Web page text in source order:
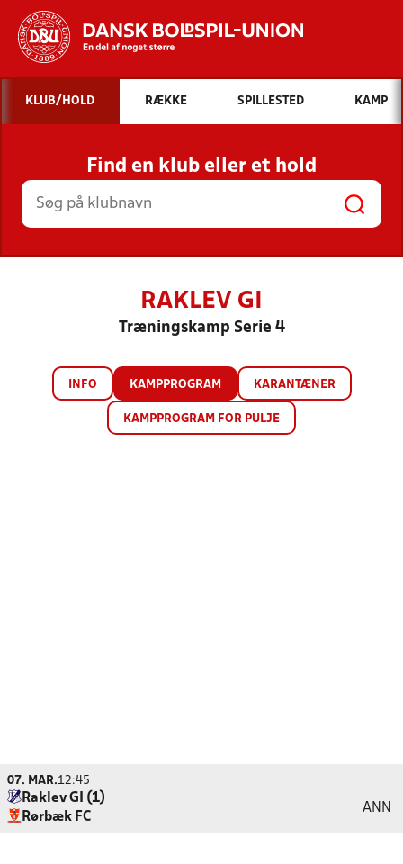
Hvad vil du søge efter?
INDHOLD OG NYHEDER
STILLINGER, RESULTATER, KLUBBER OG
HOLD
KLUB/HOLD RÆKKE SPILLESTED KAMP
Find en klub eller et hold
RAKLEV GI
Træningskamp Serie 4
INFO KAMPPROGRAM KARANTÆNER
KAMPPROGRAM FOR PULJE
07. MAR.12:45
Raklev GI (1)
Rørbæk FC
ANN